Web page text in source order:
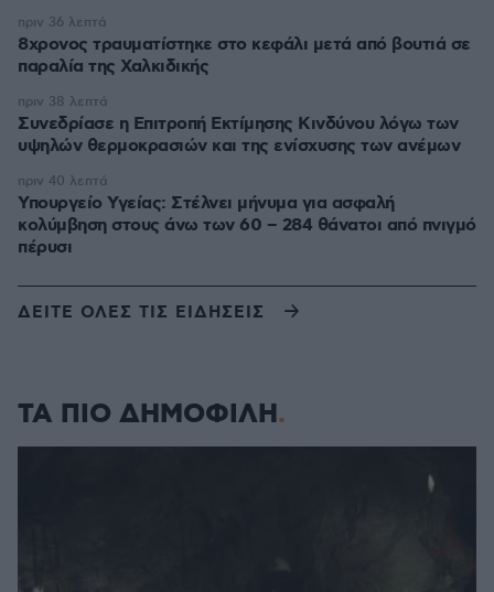
8χρονος τραυματίστηκε στο κεφάλι μετά από βουτιά σε
παραλία της Χαλκιδικής
πριν 36 λεπτά
Συνεδρίασε η Επιτροπή Εκτίμησης Κινδύνου λόγω των
υψηλών θερμοκρασιών και της ενίσχυσης των ανέμων
πριν 38 λεπτά
Υπουργείο Υγείας: Στέλνει μήνυμα για ασφαλή
κολύμβηση στους άνω των 60 – 284 θάνατοι από πνιγμό
πέρυσι
πριν 40 λεπτά
ΔΕΙΤΕ ΟΛΕΣ ΤΙΣ ΕΙΔΗΣΕΙΣ
ΤΑ ΠΙΟ ΔΗΜΟΦΙΛΗ